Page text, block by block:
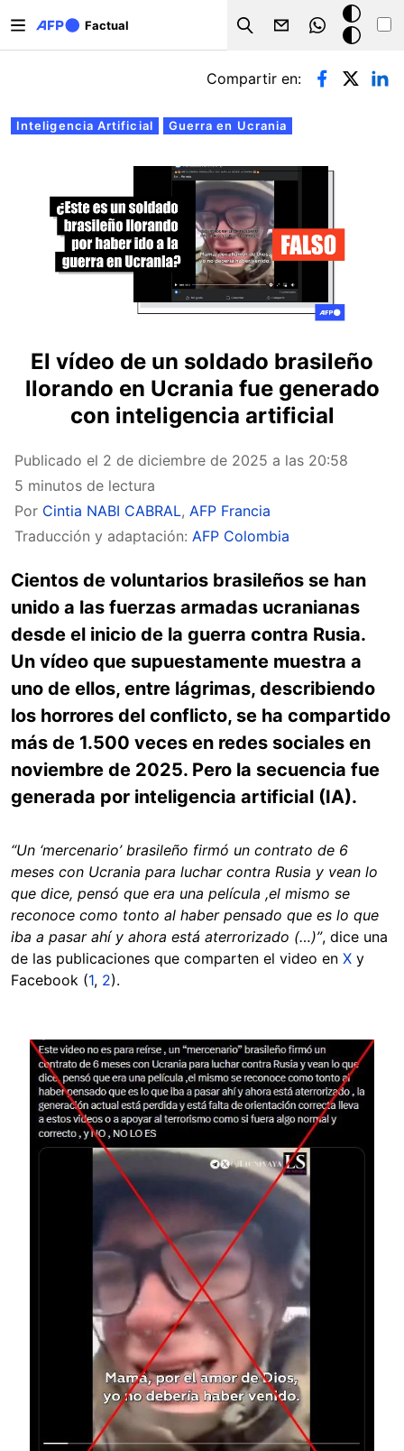
Factual
Search
Modo
oscuro
Solapas principales
Inteligencia Artificial Guerra en Ucrania
Compartir en:
El vídeo de un soldado brasileño
llorando en Ucrania fue generado
con inteligencia artificial
Publicado el 2 de diciembre de 2025 a las 20:58
5 minutos de lectura
Por Cintia NABI CABRAL, AFP Francia
Traducción y adaptación: AFP Colombia
Cientos de voluntarios brasileños se han
unido a las fuerzas armadas ucranianas
desde el inicio de la guerra contra Rusia.
Un vídeo que supuestamente muestra a
uno de ellos, entre lágrimas, describiendo
los horrores del conflicto, se ha compartido
más de 1.500 veces en redes sociales en
noviembre de 2025. Pero la secuencia fue
generada por inteligencia artificial (IA).
“Un ‘mercenario’ brasileño firmó un contrato de 6
meses con Ucrania para luchar contra Rusia y vean lo
que dice, pensó que era una película ,el mismo se
reconoce como tonto al haber pensado que es lo que
iba a pasar ahí y ahora está aterrorizado (…)”, dice una
de las publicaciones que comparten el video en X y
Facebook (1, 2).
Image